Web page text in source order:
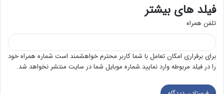
فیلد های بیشتر
تلفن همراه
برای برقراری امکان تعامل با شما کاربر محترم خواهشمند است شماره همراه خود
را در فیلد مربوطه وارد نمایید.شماره موبایل شما در سایت منتشر نخواهد شد.